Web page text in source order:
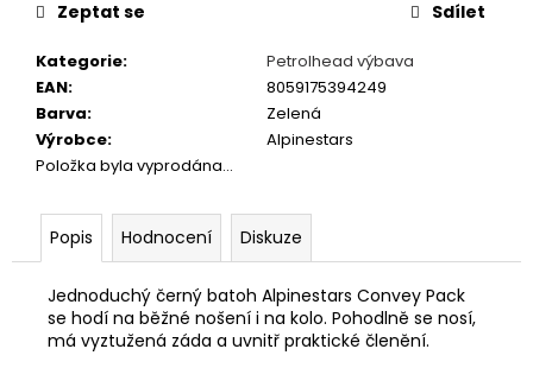
Kategorie:
Petrolhead výbava
EAN:
8059175394249
Barva:
Zelená
Výrobce:
Alpinestars
Položka byla vyprodána…
Zeptat se Sdílet
Popis Hodnocení Diskuze
Jednoduchý černý batoh Alpinestars Convey Pack
se hodí na běžné nošení i na kolo. Pohodlně se nosí,
má vyztužená záda a uvnitř praktické členění.
u
č
u
e
m
e
PÁNSKÉ
TRIČKO
LUSSO
LEGENDS
NIKI
LAUDA